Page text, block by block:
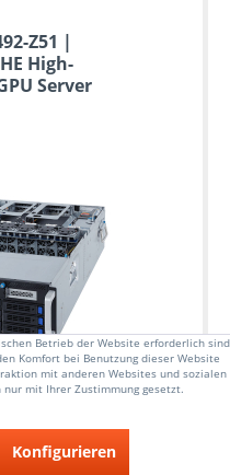
Z51 |
High-
Server
Betrieb der Website erforderlich sind
Komfort bei Benutzung dieser Website
mit anderen Websites und sozialen
mit Ihrer Zustimmung gesetzt.
Konfigurieren